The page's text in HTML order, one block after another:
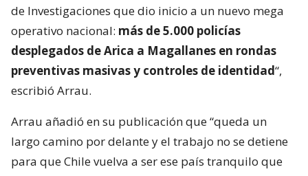
de Investigaciones que dio inicio a un nuevo mega
operativo nacional: más de 5.000 policías
desplegados de Arica a Magallanes en rondas
preventivas masivas y controles de identidad“,
escribió Arrau.
Arrau añadió en su publicación que “queda un
largo camino por delante y el trabajo no se detiene
para que Chile vuelva a ser ese país tranquilo que